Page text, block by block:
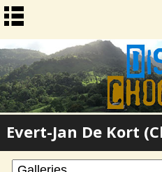
Evert-Jan De Kort